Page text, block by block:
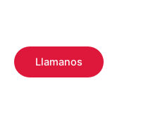
Llamanos